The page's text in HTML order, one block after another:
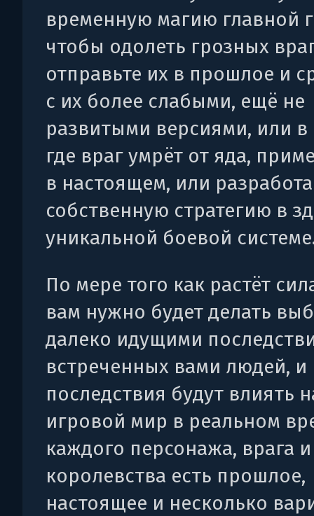
временную магию главной
чтобы одолеть грозных
отправьте их в прошлое и
с их более слабыми, ещё не
развитыми версиями, или в
где враг умрёт от яда,
в настоящем, или
собственную стратегию в
уникальной боевой
По мере того как растёт
вам нужно будет делать
далеко идущими
встреченных вами людей, и
последствия будут влиять
игровой мир в реальном
каждого персонажа, врага
королевства есть прошлое,
настоящее и несколько